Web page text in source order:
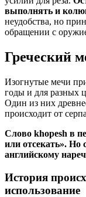
выполнять и
неудобства, но
обращении с
Греческий
Изогнутые мечи
годы и для разных
Один из них
происходит от
Слово khopesh в
или отсекать». Но
английскому
История
использование